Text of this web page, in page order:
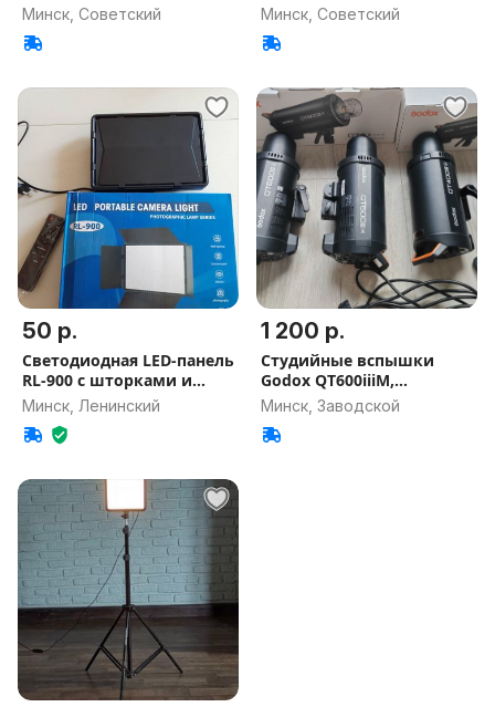
Минск, Советский Минск, Советский
50 р.
Светодиодная LED-панель
RL-900 с шторками и
пульто
Минск, Ленинский
1 200 р.
Студийные вспышки
Godox QT600iiiM,
QT400iiiM
Минск, Заводской